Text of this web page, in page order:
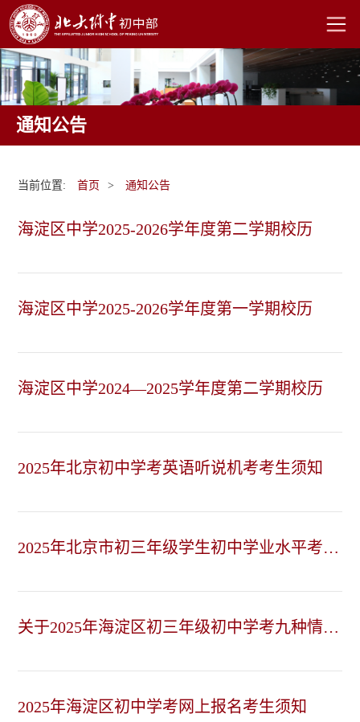
通知公告
当前位置: 首页 > 通知公告
海淀区中学2025-2026学年度第二学期校历
海淀区中学2025-2026学年度第一学期校历
海淀区中学2024—2025学年度第二学期校历
2025年北京初中学考英语听说机考考生须知
2025年北京市初三年级学生初中学业水平考试
关于2025年海淀区初三年级初中学考九种情况
2025年海淀区初中学考网上报名考生须知